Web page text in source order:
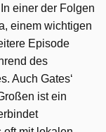
einer der Folgen
einem wichtigen
Episode
des
Auch Gates‘
ist ein